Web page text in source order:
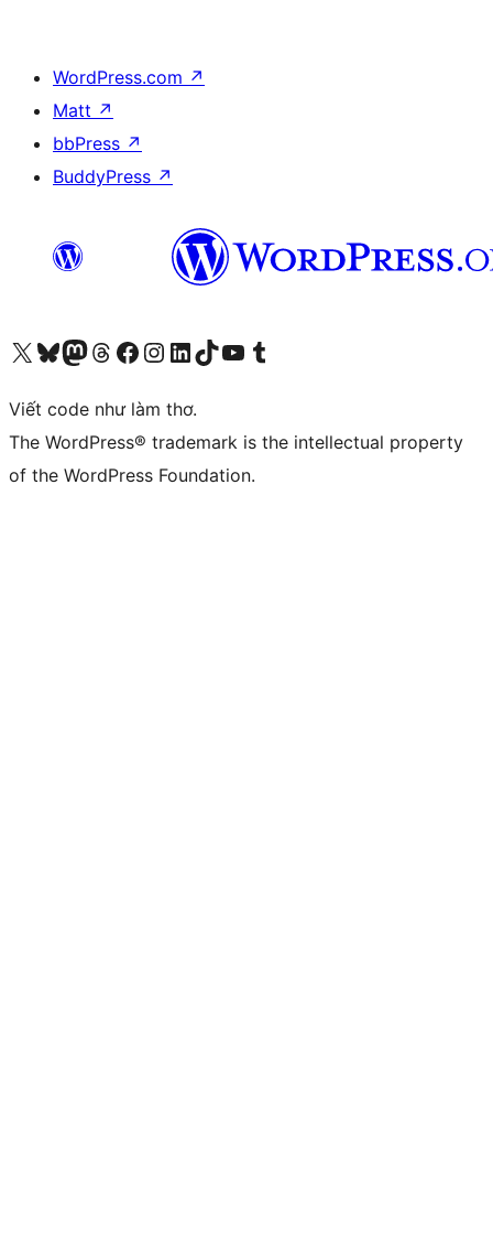
WordPress.com ↗
Matt ↗
bbPress ↗
BuddyPress ↗
Truy cập tài khoản X (trước đây là Twitter) của chúng tôiVisit our Bluesky account
Visit our Mastodon account
Visit our Threads account
Xem trang Facebook của chúng tôiTruy cập tài khoản Instagram của chúng tôiTruy cập tài khoản LinkedIn của chúng tôiVisit our TikTok account
Truy cập kênh YouTube của chúng tôi Visit our Tumblr account
Viết code như làm thơ.
The WordPress® trademark is the intellectual property
of the WordPress Foundation.